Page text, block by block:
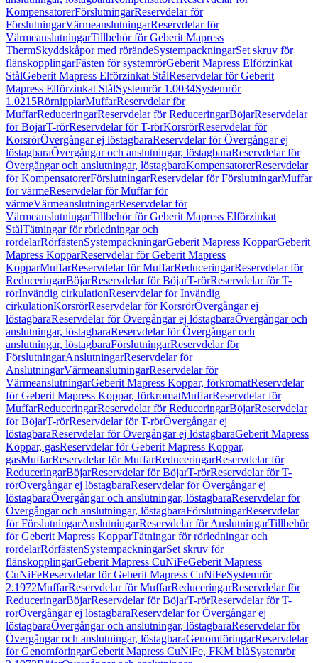
KompensatorerFörslutningarReservdelar för
FörslutningarVärmeanslutningarReservdelar för
VärmeanslutningarTillbehör för Geberit Mapress
ThermSkyddskåpor med rörändeSystempackningarSet skruv för
flänskopplingarFästen för systemrörGeberit Mapress Elförzinkat
StålGeberit Mapress Elförzinkat StålReservdelar för Geberit
Mapress Elförzinkat StålSystemrör 1.0034Systemrör
1.0215RörnipplarMuffarReservdelar för
MuffarReduceringarReservdelar för ReduceringarBöjarReservdelar
för BöjarT-rörReservdelar för T-rörKorsrörReservdelar för
KorsrörÖvergångar ej löstagbaraReservdelar för Övergångar ej
löstagbaraÖvergångar och anslutningar, löstagbaraReservdelar för
Övergångar och anslutningar, löstagbaraKompensatorerReservdelar
för KompensatorerFörslutningarReservdelar för FörslutningarMuffar
för värmeReservdelar för Muffar för
värmeVärmeanslutningarReservdelar för
VärmeanslutningarTillbehör för Geberit Mapress Elförzinkat
StålTätningar för rörledningar och
rördelarRörfästenSystempackningarGeberit Mapress KopparGeberit
Mapress KopparReservdelar för Geberit Mapress
KopparMuffarReservdelar för MuffarReduceringarReservdelar för
ReduceringarBöjarReservdelar för BöjarT-rörReservdelar för T-
rörInvändig cirkulationReservdelar för Invändig
cirkulationKorsrörReservdelar för KorsrörÖvergångar ej
löstagbaraReservdelar för Övergångar ej löstagbaraÖvergångar och
anslutningar, löstagbaraReservdelar för Övergångar och
anslutningar, löstagbaraFörslutningarReservdelar för
FörslutningarAnslutningarReservdelar för
AnslutningarVärmeanslutningarReservdelar för
VärmeanslutningarGeberit Mapress Koppar, förkromatReservdelar
för Geberit Mapress Koppar, förkromatMuffarReservdelar för
MuffarReduceringarReservdelar för ReduceringarBöjarReservdelar
för BöjarT-rörReservdelar för T-rörÖvergångar ej
löstagbaraReservdelar för Övergångar ej löstagbaraGeberit Mapress
Koppar, gasReservdelar för Geberit Mapress Koppar,
gasMuffarReservdelar för MuffarReduceringarReservdelar för
ReduceringarBöjarReservdelar för BöjarT-rörReservdelar för T-
rörÖvergångar ej löstagbaraReservdelar för Övergångar ej
löstagbaraÖvergångar och anslutningar, löstagbaraReservdelar för
Övergångar och anslutningar, löstagbaraFörslutningarReservdelar
för FörslutningarAnslutningarReservdelar för AnslutningarTillbehör
för Geberit Mapress KopparTätningar för rörledningar och
rördelarRörfästenSystempackningarSet skruv för
flänskopplingarGeberit Mapress CuNiFeGeberit Mapress
CuNiFeReservdelar för Geberit Mapress CuNiFeSystemrör
2.1972MuffarReservdelar för MuffarReduceringarReservdelar för
ReduceringarBöjarReservdelar för BöjarT-rörReservdelar för T-
rörÖvergångar ej löstagbaraReservdelar för Övergångar ej
löstagbaraÖvergångar och anslutningar, löstagbaraReservdelar för
Övergångar och anslutningar, löstagbaraGenomföringarReservdelar
för GenomföringarGeberit Mapress CuNiFe, FKM blåSystemrör